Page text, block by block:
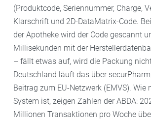
(Produktcode, Seriennummer, Charge,
Klarschrift und 2D-DataMatrix-Code.
der Apotheke wird der Code gescannt
Millisekunden mit der
– fällt etwas auf, wird die Packung
Deutschland läuft das über
Beitrag zum EU-Netzwerk (EMVS). Wie
System ist, zeigen Zahlen der ABDA:
Millionen Transaktionen pro Woche